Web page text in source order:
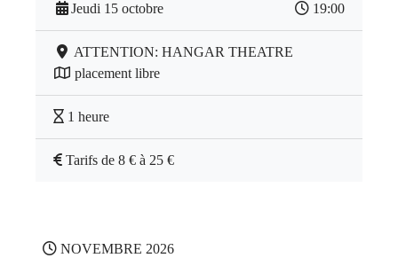
Jeudi 15 octobre 19:00
ATTENTION: HANGAR THEATRE
placement libre
1 heure
Tarifs de 8 € à 25 €
NOVEMBRE 2026